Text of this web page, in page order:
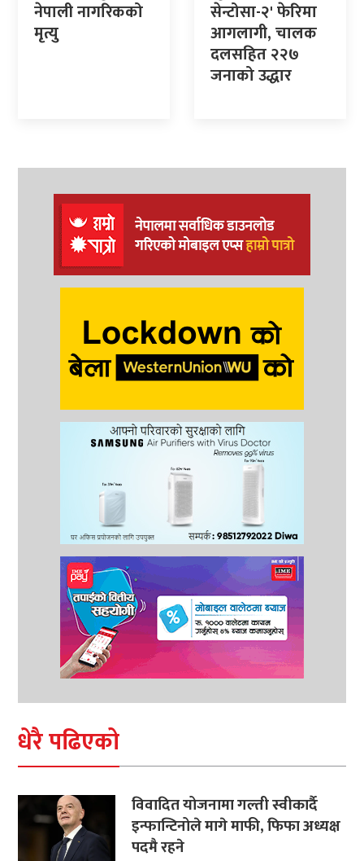
नेपाली नागरिकको
मृत्यु
सेन्टोसा-२' फेरिमा
आगलागी, चालक
दलसहित २२७
जनाको उद्धार
धेरै पढिएको
विवादित योजनामा गल्ती स्वीकार्दै
इन्फान्टिनोले मागे माफी, फिफा अध्यक्ष
पदमै रहने